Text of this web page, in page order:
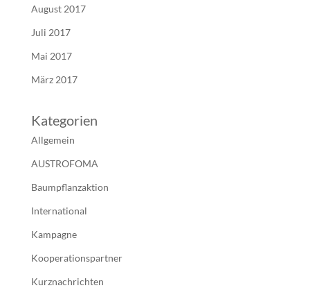
August 2017
Juli 2017
Mai 2017
März 2017
Kategorien
Allgemein
AUSTROFOMA
Baumpflanzaktion
International
Kampagne
Kooperationspartner
Kurznachrichten